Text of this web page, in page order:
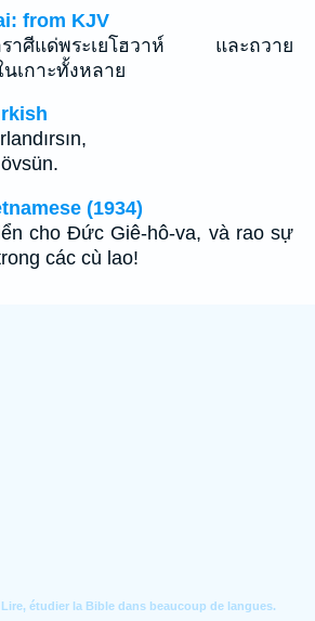
from KJV
าราศีแด่พระเยโฮวาห์ และถวาย
เกาะทั้งหลาย
övsün.
(1934)
cho Ðức Giê-hô-va, và rao sự
các cù lao!